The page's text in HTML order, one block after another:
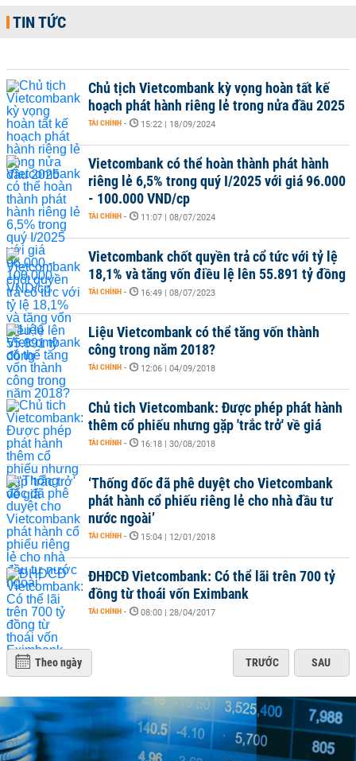
TIN TỨC
Chủ tịch Vietcombank kỳ vọng hoàn tất kế
hoạch phát hành riêng lẻ trong nửa đầu 2025
TÀI CHÍNH - 15:22 | 18/09/2024
Vietcombank có thể hoàn thành phát hành
riêng lẻ 6,5% trong quý I/2025 với giá 96.000
- 100.000 VND/cp
TÀI CHÍNH - 11:07 | 08/07/2024
Vietcombank chốt quyền trả cổ tức với tỷ lệ
18,1% và tăng vốn điều lệ lên 55.891 tỷ đồng
TÀI CHÍNH - 16:49 | 08/07/2023
Liệu Vietcombank có thể tăng vốn thành
công trong năm 2018?
TÀI CHÍNH - 12:06 | 04/09/2018
Chủ tich Vietcombank: Được phép phát hành
thêm cổ phiếu nhưng gặp 'trắc trở' về giá
TÀI CHÍNH - 16:18 | 30/08/2018
‘Thống đốc đã phê duyệt cho Vietcombank
phát hành cổ phiếu riêng lẻ cho nhà đầu tư
nước ngoài’
TÀI CHÍNH - 15:04 | 12/01/2018
ĐHĐCĐ Vietcombank: Có thể lãi trên 700 tỷ
đồng từ thoái vốn Eximbank
TÀI CHÍNH - 08:00 | 28/04/2017
Theo ngày TRƯỚC SAU